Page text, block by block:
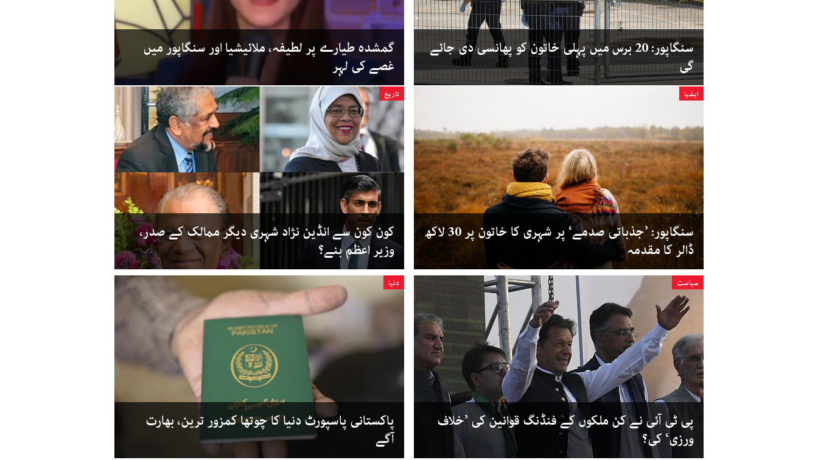
سنگاپور: 20 برس میں پہلی خاتون کو پھانسی دی جائے
گی
گمشدہ طیارے پر لطیفہ، ملائیشیا اور سنگاپور میں
غصے کی لہر
ایشیا
سنگاپور: ’جذباتی صدمے‘ پر شہری کا خاتون پر 30 لاکھ
ڈالر کا مقدمہ
تاریخ
کون کون سے انڈین نژاد شہری دیگر ممالک کے صدر،
وزیر اعظم بنے؟
سیاست
پی ٹی آئی نے کن ملکوں کے فنڈنگ قوانین کی ’خلاف
ورزی‘ کی؟
دنیا
پاکستانی پاسپورٹ دنیا کا چوتھا کمزور ترین، بھارت
آگے